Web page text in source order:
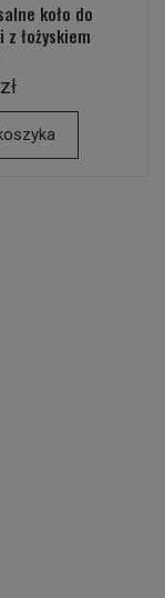
koło do
z łożyskiem